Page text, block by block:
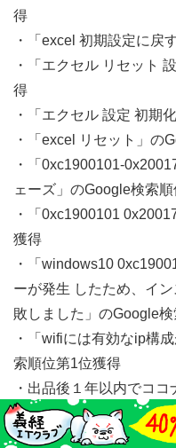
得
・「excel 初期設定に戻
・「エクセル リセット
得
・「エクセル 設定 初期
・「excel リセット」の
・「0xc1900101-
ェーズ」のGoogle検索
・「0xc1900101
獲得
・「windows10
ーが発生 したため、イ
敗しました」のGoogle
・「wifiには有効なip構
索順位第1位獲得
・出品後１年以内でコ
獲得
・出品後半年以内でココ